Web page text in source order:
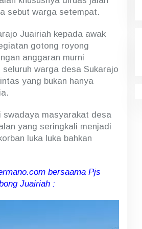
sebut warga setempat.
Juairiah kepada awak
gotong royong
anggaran murni
warga desa Sukarajo
yang bukan hanya
swadaya masyarakat desa
yang seringkali menjadi
luka luka bahkan
bersaama Pjs
Juairiah :